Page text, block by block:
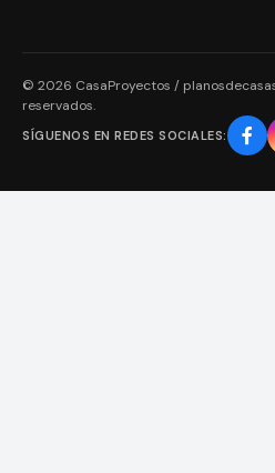
© 2026 CasaProyectos /
reservados.
SÍGUENOS EN REDES SOCIALES: